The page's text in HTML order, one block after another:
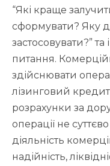
“Які краще
сформувати? Яку
застосовувати?”
питання.
здійснювати
лізинговий
розрахунки за
операції не
діяльність
надійність,